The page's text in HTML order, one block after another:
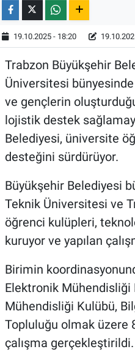
19.10.2025 - 18:20
Trabzon Büyükşehir
Üniversitesi
ve gençlerin
lojistik destek
Belediyesi, üniversite
desteğini sürdürüyor.
Büyükşehir Belediyesi
Teknik Üniversitesi ve
öğrenci kulüpleri,
kuruyor ve yapılan
Birimin
Elektronik Mühendisliği
Mühendisliği Kulübü,
Topluluğu olmak üzere
çalışma gerçekleştirildi.